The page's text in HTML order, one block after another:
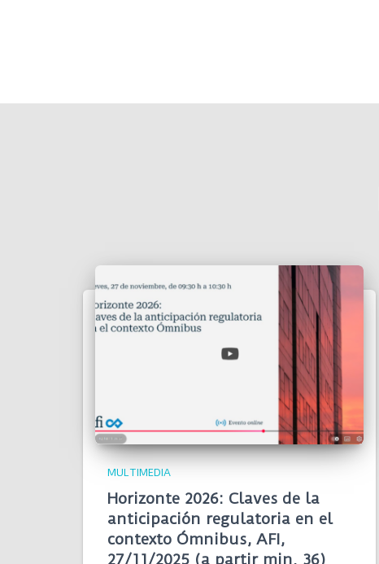
MULTIMEDIA
Horizonte 2026: Claves de la
anticipación regulatoria en el
contexto Ómnibus, AFI,
27/11/2025 (a partir min. 36)